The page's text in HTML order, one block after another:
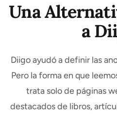
Una
a
Diigo ayudó a definir las
Pero la forma en que
trata solo de páginas
destacados de libros,